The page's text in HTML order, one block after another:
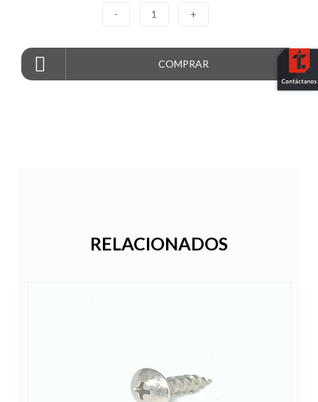
- 1 +
COMPRAR
RELACIONADOS